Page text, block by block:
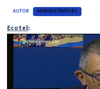
AUTOR ADMINISTRATORS
Ecotel: